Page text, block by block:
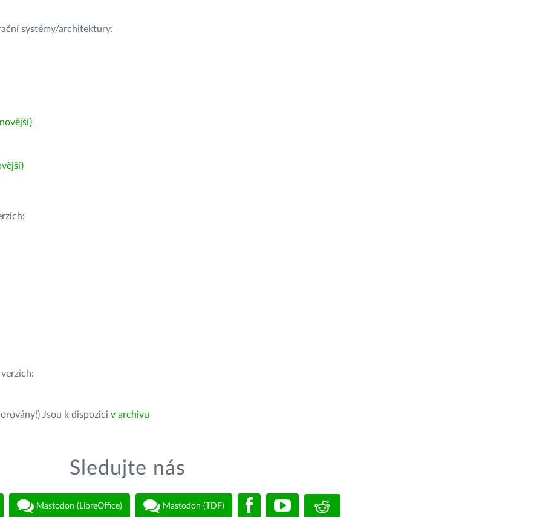
systémy/architektury:
verzích:
Jsou k dispozici v archivu
Sledujte nás
Mastodon (LibreOffice) Mastodon (TDF)